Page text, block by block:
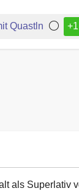
Quastln +1
als Superlativ